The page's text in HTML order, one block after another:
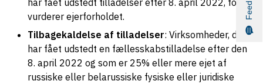
vurderer ejerforholdet.
Tilbagekaldelse af tilladelser: Virksomheder, der
har fået udstedt en fællesskabstilladelse efter den
8. april 2022 og som er 25% eller mere ejet af
russiske eller belarussiske fysiske eller juridiske